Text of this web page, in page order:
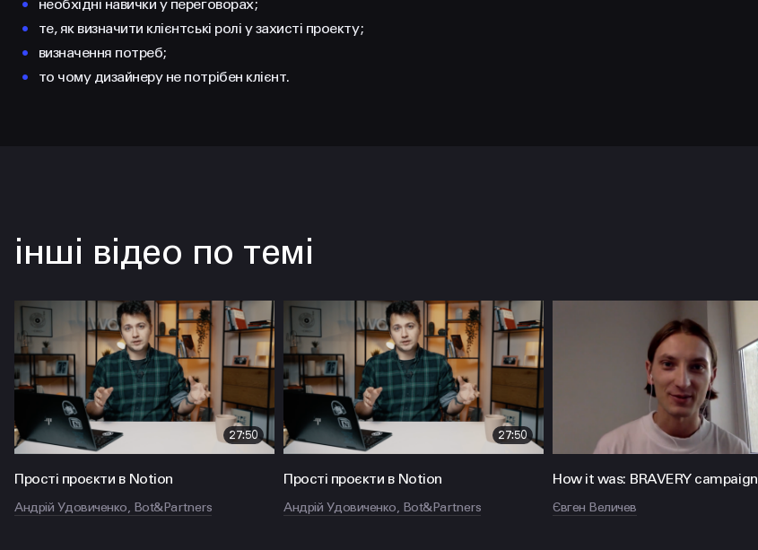
Політикою
Конфіденційності
hello@prjctr.com.ua
необхідні навички у переговорах;
те, як визначити клієнтські ролі у захисті проекту;
визначення потреб;
то чому дизайнеру не потрібен клієнт.
інші відео по темі
27:50
Прості проєкти в Notion
Андрій Удовиченко, Bot&Partners
27:50
Прості проєкти в Notion
Андрій Удовиченко, Bot&Partners
How it was: BRAVERY campaign
Євген Величев